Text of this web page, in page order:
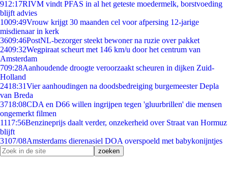
912:17RIVM vindt PFAS in al het geteste moedermelk, borstvoeding
blijft advies
1009:49Vrouw krijgt 30 maanden cel voor afpersing 12-jarige
misdienaar in kerk
3609:46PostNL-bezorger steekt bewoner na ruzie over pakket
2409:32Wegpiraat scheurt met 146 km/u door het centrum van
Amsterdam
709:28Aanhoudende droogte veroorzaakt scheuren in dijken Zuid-
Holland
2418:31Vier aanhoudingen na doodsbedreiging burgemeester Depla
van Breda
3718:08CDA en D66 willen ingrijpen tegen 'gluurbrillen' die mensen
ongemerkt filmen
1117:56Benzineprijs daalt verder, onzekerheid over Straat van Hormuz
blijft
3107/08Amsterdams dierenasiel DOA overspoeld met babykonijntjes